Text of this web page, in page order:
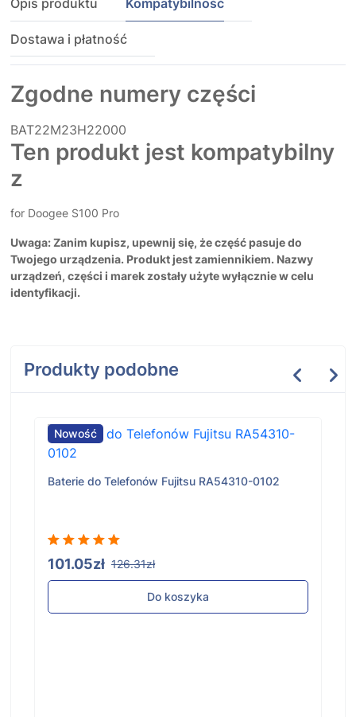
Opis produktu Kompatybilność
Dostawa i płatność
Zgodne numery części
BAT22M23H22000
Ten produkt jest kompatybilny
z
for Doogee S100 Pro
Uwaga: Zanim kupisz, upewnij się, że część pasuje do
Twojego urządzenia. Produkt jest zamiennikiem. Nazwy
urządzeń, części i marek zostały użyte wyłącznie w celu
identyfikacji.
Produkty podobne
Nowość
Baterie do Telefonów Fujitsu RA54310-0102
101.05zł 126.31zł
Do koszyka